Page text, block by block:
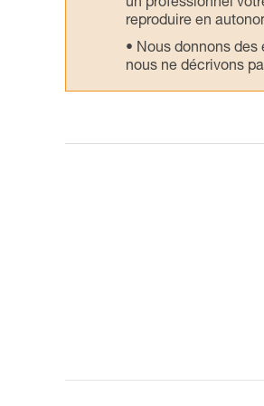
un professionnel
reproduire en
Nous donnons des
nous ne décrivons